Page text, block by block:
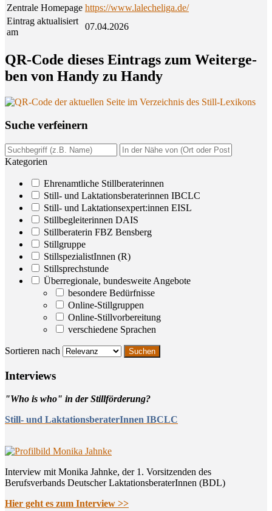
Zentrale Homepage https://www.lalecheliga.de/
Eintrag aktualisiert
am
07.04.2026
QR-Code die­ses Ein­trags zum Wei­ter­ge­
ben von Han­dy zu Handy
Suche ver­fei­nern
Kategorien
Ehrenamtliche Stillberaterinnen
Still- und Laktationsberaterinnen IBCLC
Still- und Laktationsexpert:innen EISL
Stillbegleiterinnen DAIS
Stillberaterin FBZ Bensberg
Stillgruppe
StillspezialistInnen (R)
Stillsprechstunde
Überregionale, bundesweite Angebote
besondere Bedürfnisse
Online-Stillgruppen
Online-Stillvorbereitung
verschiedene Sprachen
Sortieren nach
Inter­views
"Who is who" in der Stillförderung?
Still- und LaktationsberaterInnen IBCLC
Interview mit Monika Jahnke, der 1. Vorsitzenden des
Berufsverbands Deutscher LaktationsberaterInnen (BDL)
Hier geht es zum Interview >>